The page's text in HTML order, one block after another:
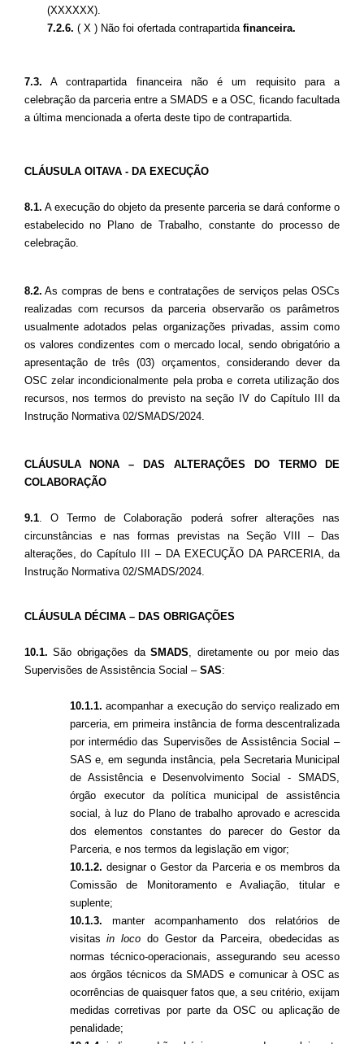
(XXXXXX).
7.2.6. ( X ) Não foi ofertada contrapartida financeira.
7.3. A contrapartida financeira não é um requisito para a
celebração da parceria entre a SMADS e a OSC, ficando facultada
a última mencionada a oferta deste tipo de contrapartida.
CLÁUSULA OITAVA - DA EXECUÇÃO
8.1. A execução do objeto da presente parceria se dará conforme o
estabelecido no Plano de Trabalho, constante do processo de
celebração.
8.2. As compras de bens e contratações de serviços pelas OSCs
realizadas com recursos da parceria observarão os parâmetros
usualmente adotados pelas organizações privadas, assim como
os valores condizentes com o mercado local, sendo obrigatório a
apresentação de três (03) orçamentos, considerando dever da
OSC zelar incondicionalmente pela proba e correta utilização dos
recursos, nos termos do previsto na seção IV do Capítulo III da
Instrução Normativa 02/SMADS/2024.
CLÁUSULA NONA – DAS ALTERAÇÕES DO TERMO DE
COLABORAÇÃO
9.1. O Termo de Colaboração poderá sofrer alterações nas
circunstâncias e nas formas previstasna Seção VIII – Das
alterações, do Capítulo III – DA EXECUÇÃO DA PARCERIA, da
Instrução Normativa 02/SMADS/2024.
CLÁUSULA DÉCIMA – DAS OBRIGAÇÕES
10.1. São obrigações daSMADS, diretamente ou por meio das
Supervisões de Assistência Social – SAS:
10.1.1. acompanhar a execução do serviço realizado em
parceria, em primeira instância de forma descentralizada
por intermédio das Supervisões de Assistência Social –
SAS e, em segunda instância, pela Secretaria Municipal
de Assistência e Desenvolvimento Social - SMADS,
órgão executor da política municipal de assistência
social, à luz do Plano de trabalho aprovado e acrescida
dos elementos constantes do parecer do Gestor da
Parceria, e nos termos da legislação em vigor;
10.1.2. designar o Gestor da Parceria e os membros da
Comissão de Monitoramento e Avaliação, titular e
suplente;
10.1.3. manter acompanhamento dos relatórios de
visitasin loco do Gestor da Parceira, obedecidas as
normas técnico-operacionais, assegurando seu acesso
aos órgãos técnicos da SMADS e comunicar à OSC as
ocorrências de quaisquer fatos que, a seu critério, exijam
medidas corretivas por parte da OSC ou aplicação de
penalidade;